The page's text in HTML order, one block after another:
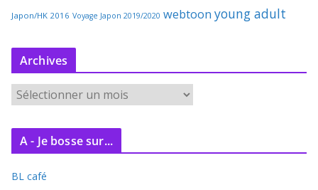
Japon/HK 2016 Voyage Japon 2019/2020 webtoon young adult
Archives
r
c
v
A - Je bosse sur...
BL café